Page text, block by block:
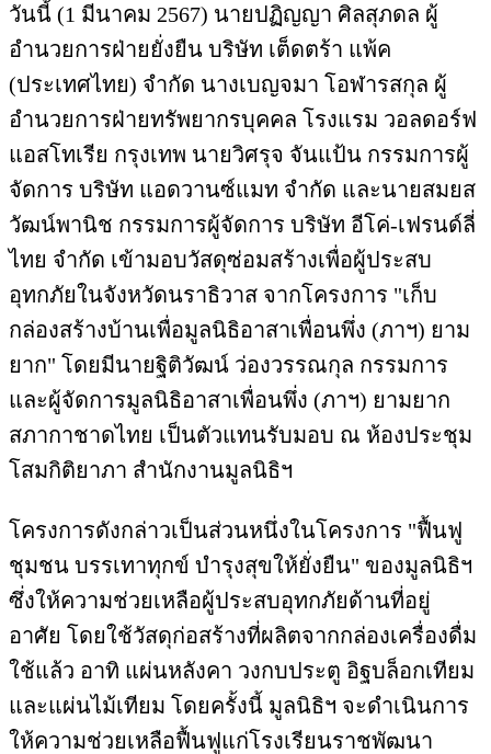
วันนี้ (1 มีนาคม 2567) นายปฏิญญา ศิลสุภดล ผู้
อำนวยการฝ่ายยั่งยืน บริษัท เต็ดตร้า แพ้ค
(ประเทศไทย) จำกัด นางเบญจมา โอฬารสกุล ผู้
อำนวยการฝ่ายทรัพยากรบุคคล โรงแรม วอลดอร์ฟ
แอสโทเรีย กรุงเทพ นายวิศรุจ จันแป้น กรรมการผู้
จัดการ บริษัท แอดวานซ์แมท จำกัด และนายสมยส
วัฒน์พานิช กรรมการผู้จัดการ บริษัท อีโค่-เฟรนด์ลี่
ไทย จำกัด เข้ามอบวัสดุซ่อมสร้างเพื่อผู้ประสบ
อุทกภัยในจังหวัดนราธิวาส จากโครงการ "เก็บ
กล่องสร้างบ้านเพื่อมูลนิธิอาสาเพื่อนพึ่ง (ภาฯ) ยาม
ยาก" โดยมีนายฐิติวัฒน์ ว่องวรรณกุล กรรมการ
และผู้จัดการมูลนิธิอาสาเพื่อนพึ่ง (ภาฯ) ยามยาก
สภากาชาดไทย เป็นตัวแทนรับมอบ ณ ห้องประชุม
โสมกิติยาภา สำนักงานมูลนิธิฯ
โครงการดังกล่าวเป็นส่วนหนึ่งในโครงการ "ฟื้นฟู
ชุมชน บรรเทาทุกข์ บำรุงสุขให้ยั่งยืน" ของมูลนิธิฯ
ซึ่งให้ความช่วยเหลือผู้ประสบอุทกภัยด้านที่อยู่
อาศัย โดยใช้วัสดุก่อสร้างที่ผลิตจากกล่องเครื่องดื่ม
ใช้แล้ว อาทิ แผ่นหลังคา วงกบประตู อิฐบล็อกเทียม
และแผ่นไม้เทียม โดยครั้งนี้ มูลนิธิฯ จะดำเนินการ
ให้ความช่วยเหลือฟื้นฟูแก่โรงเรียนราชพัฒนา